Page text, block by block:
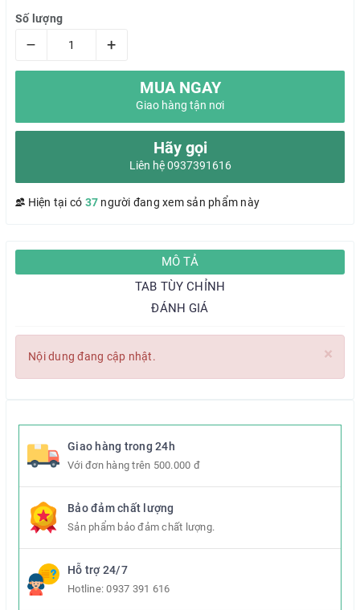
Số lượng
– +
MUA NGAY
Giao hàng tận nơi
Hãy gọi
Liên hệ 0937391616
Hiện tại có 37 người đang xem sản phẩm này
MÔ TẢ
TAB TÙY CHỈNH
ĐÁNH GIÁ
×
Nội dung đang cập nhật.
Giao hàng trong 24h
Với đơn hàng trên 500.000 đ
Bảo đảm chất lượng
Sản phẩm bảo đảm chất lượng.
Hỗ trợ 24/7
Hotline:0937 391 616